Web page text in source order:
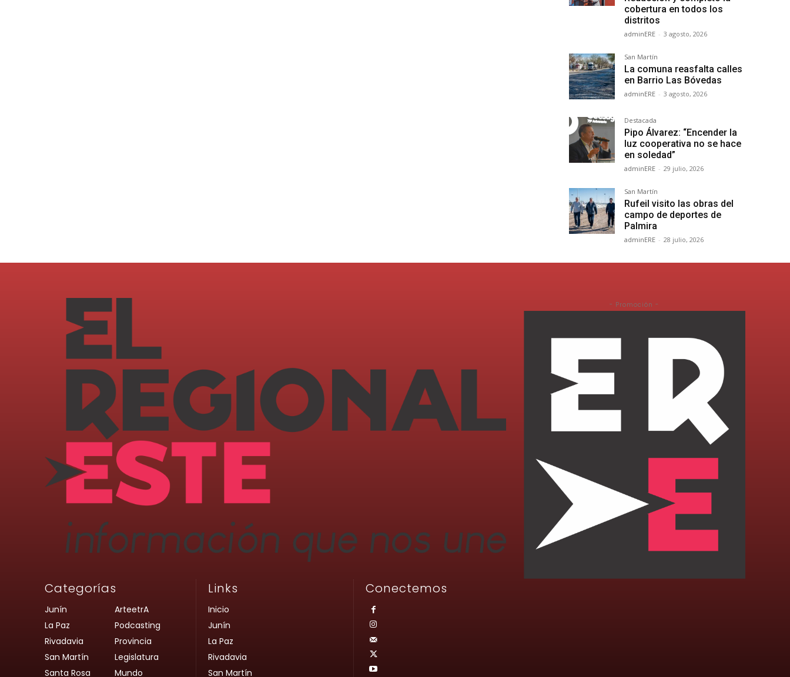
cobertura en todos los
distritos
adminERE - 3 agosto, 2026
San Martín
La comuna reasfalta calles
en Barrio Las Bóvedas
adminERE - 3 agosto, 2026
Destacada
Pipo Álvarez: “Encender la
luz cooperativa no se hace
en soledad”
adminERE - 29 julio, 2026
San Martín
Rufeil visito las obras del
campo de deportes de
Palmira
adminERE - 28 julio, 2026
Categorías
Junín
La Paz
Rivadavia
San Martín
Santa Rosa
ArteetrA
Podcasting
Provincia
Legislatura
Mundo
Links
Inicio
Junín
La Paz
Rivadavia
San Martín
Conectemos
- Promoción -